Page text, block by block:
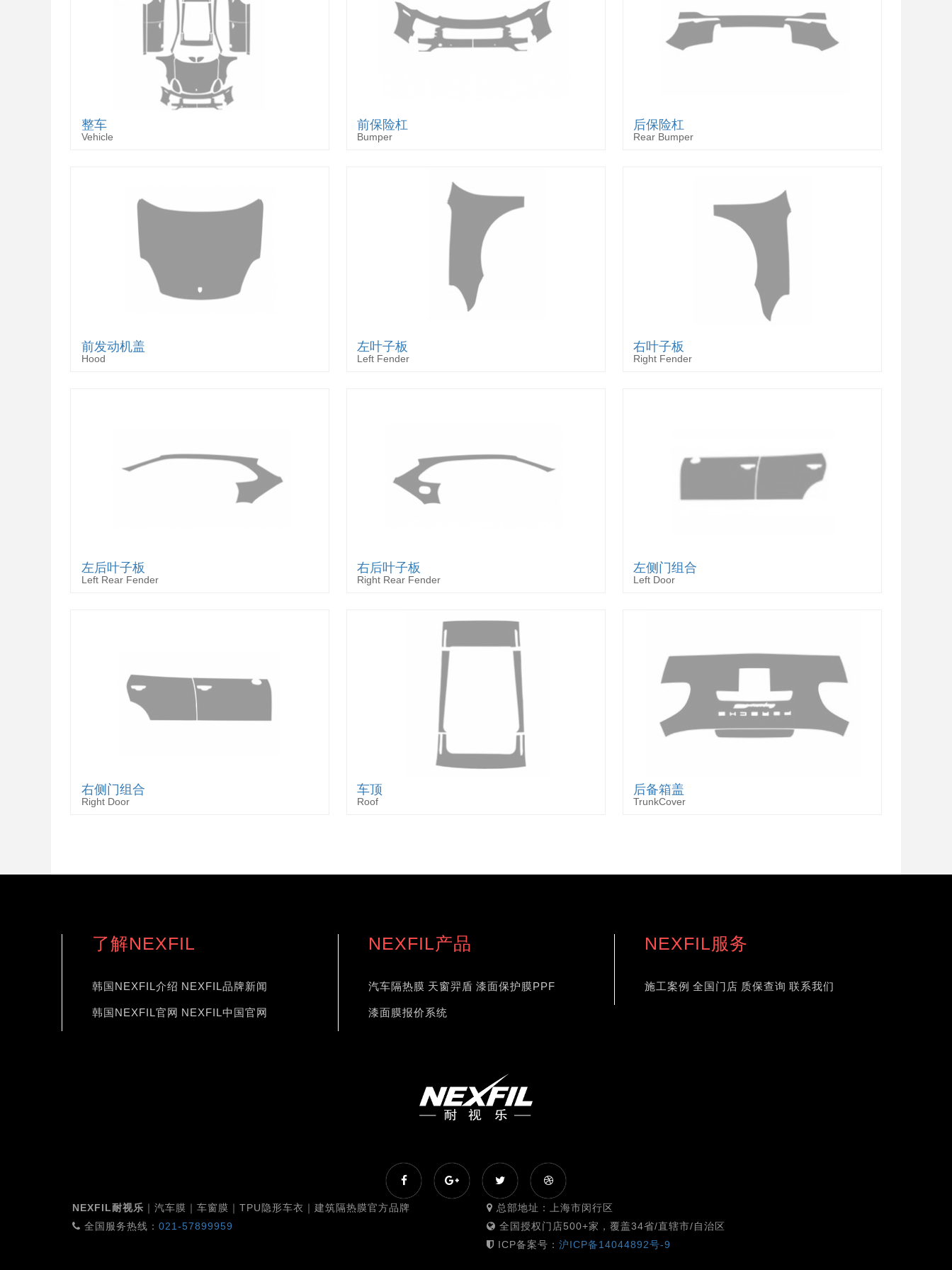
整车
Vehicle
前保险杠
Bumper
后保险杠
Rear Bumper
前发动机盖
Hood
左叶子板
Left Fender
右叶子板
Right Fender
左后叶子板
Left Rear Fender
右后叶子板
Right Rear Fender
左侧门组合
Left Door
右侧门组合
Right Door
车顶
Roof
后备箱盖
TrunkCover
了解NEXFIL
韩国NEXFIL介绍 NEXFIL品牌新闻
韩国NEXFIL官网 NEXFIL中国官网
NEXFIL产品
汽车隔热膜 天窗羿盾 漆面保护膜PPF
漆面膜报价系统
NEXFIL服务
施工案例 全国门店 质保查询 联系我们
NEXFIL耐视乐 ｜汽车膜｜车窗膜｜TPU隐形车衣｜建筑隔热膜官方品牌
全国服务热线： 021-57899959
总部地址：上海市闵行区
全国授权门店500+家，覆盖34省/直辖市/自治区
ICP备案号： 沪ICP备14044892号-9